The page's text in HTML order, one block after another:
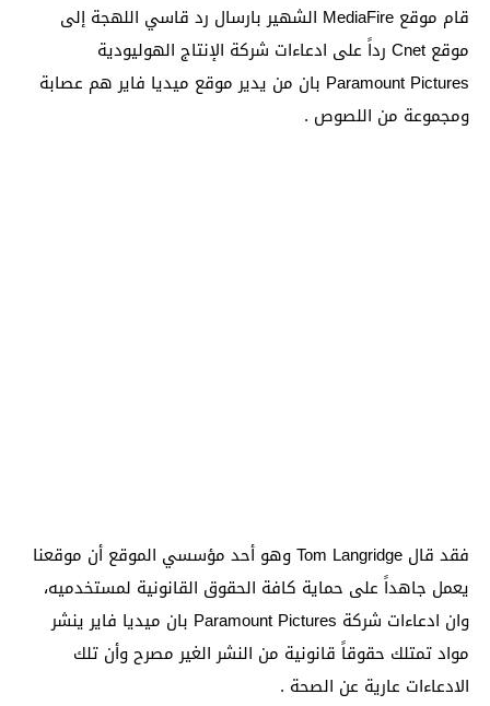
قام موقع MediaFire الشهير بارسال رد قاسي اللهجة إلى
موقع Cnet رداً على ادعاءات شركة الإنتاج الهوليودية
Paramount Pictures بان من يدير موقع ميديا فاير هم عصابة
ومجموعة من اللصوص .
فقد قال Tom Langridge وهو أحد مؤسسي الموقع أن موقعنا
يعمل جاهداً على حماية كافة الحقوق القانونية لمستخدميه،
وان ادعاءات شركة Paramount Pictures بان ميديا فاير ينشر
مواد تمتلك حقوقاً قانونية من النشر الغير مصرح وأن تلك
الادعاءات عارية عن الصحة .